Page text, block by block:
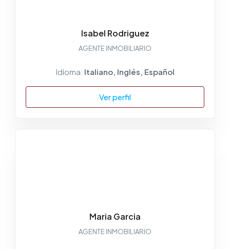
Isabel Rodriguez
AGENTE INMOBILIARIO
Idioma: Italiano, Inglés, Español
Ver perfil
Maria Garcia
AGENTE INMOBILIARIO